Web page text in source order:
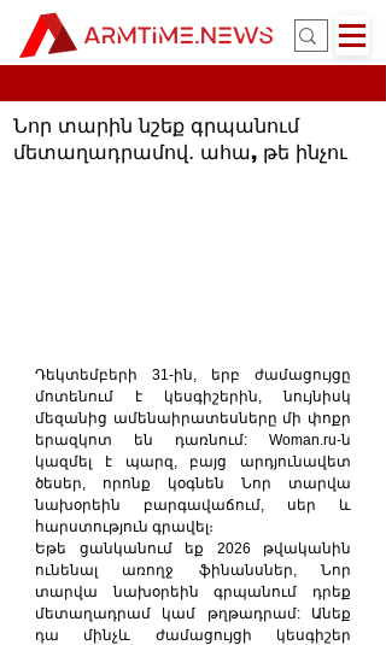
Նոր տարին նշեք գրպանում
մետաղադրամով․ ահա, թե ինչու
Դեկտեմբերի 31-ին, երբ ժամացույցը
մոտենում է կեսգիշերին, նույնիսկ
մեզանից ամենաիրատեսները մի փոքր
երազկոտ են դառնում: Woman.ru-ն
կազմել է պարզ, բայց արդյունավետ
ծեսեր, որոնք կօգնեն Նոր տարվա
նախօրեին բարգավաճում, սեր և
հարստություն գրավել։
Եթե ցանկանում եք 2026 թվականին
ունենալ առողջ ֆինանսներ, Նոր
տարվա նախօրեին գրպանում դրեք
մետաղադրամ կամ թղթադրամ: Անեք
դա մինչև ժամացույցի կեսգիշեր